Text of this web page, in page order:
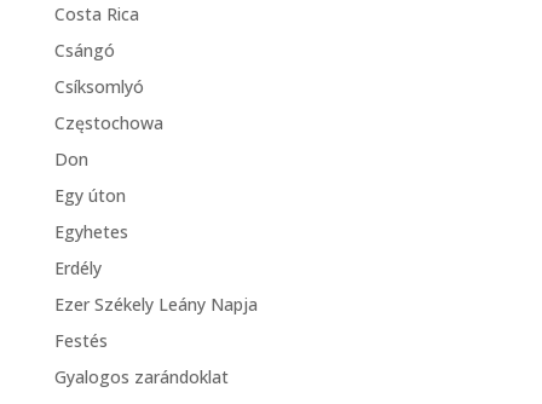
Costa Rica
Csángó
Csíksomlyó
Częstochowa
Don
Egy úton
Egyhetes
Erdély
Ezer Székely Leány Napja
Festés
Gyalogos zarándoklat